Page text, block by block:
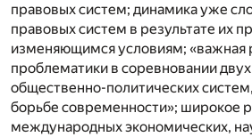
правовых систем; динамика уже
правовых систем в результате их
изменяющимся условиям; «важная
проблематики в соревновании
общественно-политических
борьбе современности»; широкое
международных экономических,